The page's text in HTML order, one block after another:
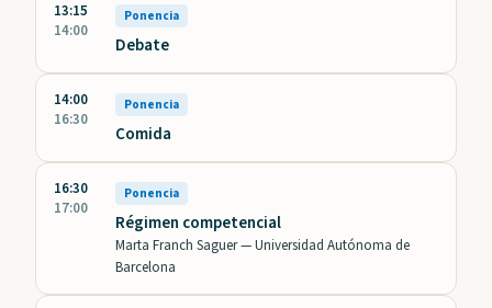
13:15
14:00
Ponencia
Debate
14:00
16:30
Ponencia
Comida
16:30
17:00
Ponencia
Régimen competencial
Marta Franch Saguer —Universidad Autónoma de
Barcelona